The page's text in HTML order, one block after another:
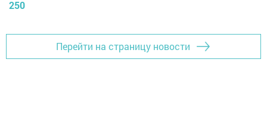
250
Перейти на страницу новости